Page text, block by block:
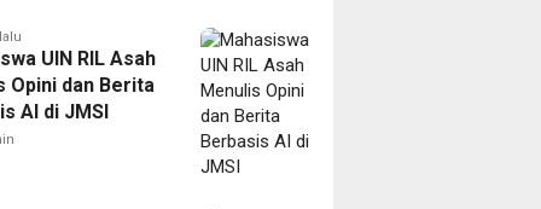
UIN RIL Asah
Opini dan Berita
AI di JMSI